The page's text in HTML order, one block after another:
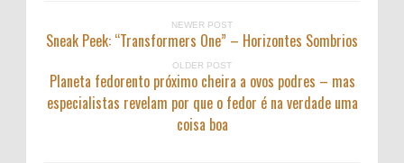
NEWER POST
Sneak Peek: “Transformers One” – Horizontes Sombrios
OLDER POST
Planeta fedorento próximo cheira a ovos podres – mas
especialistas revelam por que o fedor é na verdade uma
coisa boa